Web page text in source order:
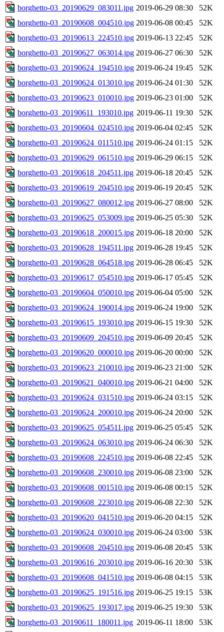
borghetto-03_20190629_083011.jpg 2019-06-29 08:30
52K
borghetto-03_20190608_004510.jpg 2019-06-08 00:45
52K
borghetto-03_20190613_224510.jpg 2019-06-13 22:45
52K
borghetto-03_20190627_063014.jpg 2019-06-27 06:30
52K
borghetto-03_20190624_194510.jpg 2019-06-24 19:45
52K
borghetto-03_20190624_013010.jpg 2019-06-24 01:30
52K
borghetto-03_20190623_010010.jpg 2019-06-23 01:00
52K
borghetto-03_20190611_193010.jpg 2019-06-11 19:30
52K
borghetto-03_20190604_024510.jpg 2019-06-04 02:45
52K
borghetto-03_20190624_011510.jpg 2019-06-24 01:15
52K
borghetto-03_20190629_061510.jpg 2019-06-29 06:15
52K
borghetto-03_20190618_204511.jpg 2019-06-18 20:45
52K
borghetto-03_20190619_204510.jpg 2019-06-19 20:45
52K
borghetto-03_20190627_080012.jpg 2019-06-27 08:00
52K
borghetto-03_20190625_053009.jpg 2019-06-25 05:30
52K
borghetto-03_20190618_200015.jpg 2019-06-18 20:00
52K
borghetto-03_20190628_194511.jpg 2019-06-28 19:45
52K
borghetto-03_20190628_064518.jpg 2019-06-28 06:45
52K
borghetto-03_20190617_054510.jpg 2019-06-17 05:45
52K
borghetto-03_20190604_050010.jpg 2019-06-04 05:00
52K
borghetto-03_20190624_190014.jpg 2019-06-24 19:00
52K
borghetto-03_20190615_193010.jpg 2019-06-15 19:30
52K
borghetto-03_20190609_204510.jpg 2019-06-09 20:45
52K
borghetto-03_20190620_000010.jpg 2019-06-20 00:00
52K
borghetto-03_20190623_210010.jpg 2019-06-23 21:00
52K
borghetto-03_20190621_040010.jpg 2019-06-21 04:00
52K
borghetto-03_20190624_031510.jpg 2019-06-24 03:15
52K
borghetto-03_20190624_200010.jpg 2019-06-24 20:00
52K
borghetto-03_20190625_054511.jpg 2019-06-25 05:45
52K
borghetto-03_20190624_063010.jpg 2019-06-24 06:30
52K
borghetto-03_20190608_224510.jpg 2019-06-08 22:45
52K
borghetto-03_20190608_230010.jpg 2019-06-08 23:00
52K
borghetto-03_20190608_001510.jpg 2019-06-08 00:15
52K
borghetto-03_20190608_223010.jpg 2019-06-08 22:30
52K
borghetto-03_20190620_041510.jpg 2019-06-20 04:15
52K
borghetto-03_20190624_030010.jpg 2019-06-24 03:00
53K
borghetto-03_20190608_204510.jpg 2019-06-08 20:45
53K
borghetto-03_20190616_203010.jpg 2019-06-16 20:30
53K
borghetto-03_20190608_041510.jpg 2019-06-08 04:15
53K
borghetto-03_20190625_191516.jpg 2019-06-25 19:15
53K
borghetto-03_20190625_193017.jpg 2019-06-25 19:30
53K
borghetto-03_20190611_180011.jpg 2019-06-11 18:00
53K